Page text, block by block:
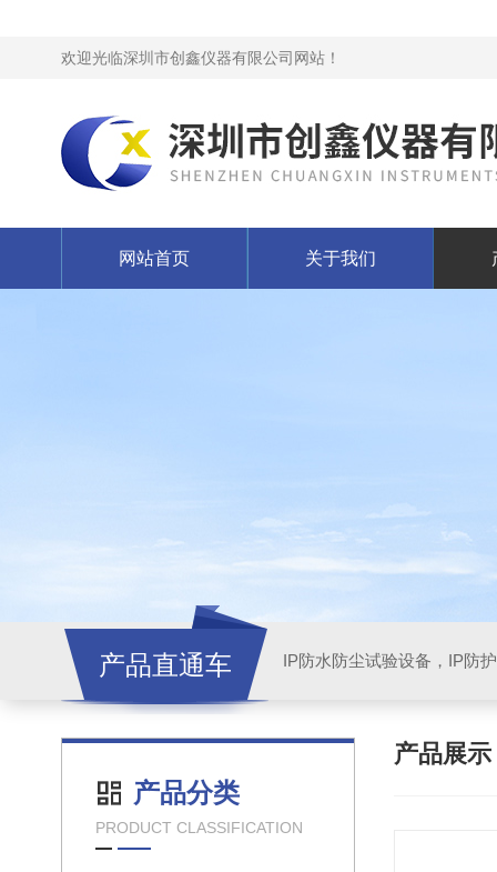
欢迎光临深圳市创鑫仪器有限公司网站！
网站首页 关于我们
产品直通车
产品分类
PRODUCT CLASSIFICATION
产品展示